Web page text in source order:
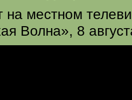
на местном
Волна», 8